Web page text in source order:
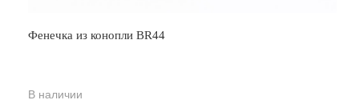
Фенечка из конопли BR44
В наличии